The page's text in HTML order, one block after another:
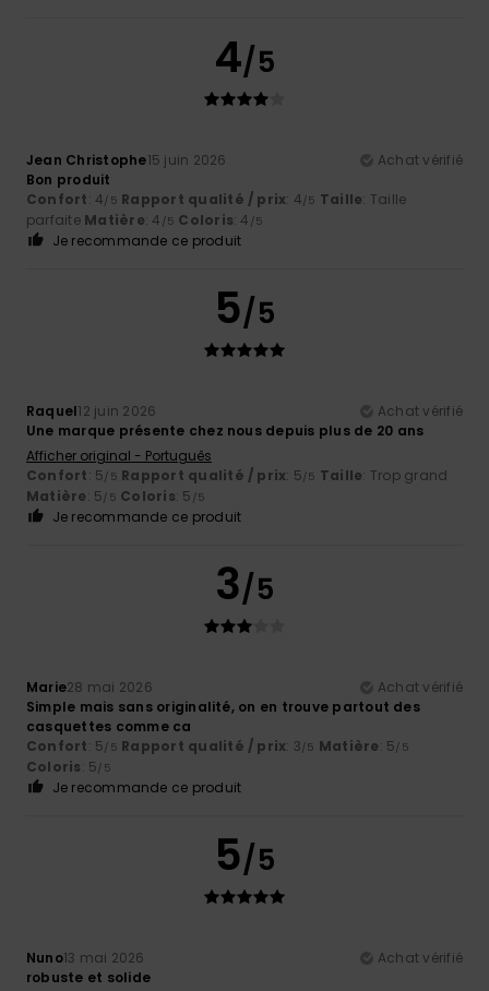
4/5
Jean Christophe15 juin 2026
Achat vérifié
Bon produit
Confort: 4/5 Rapport qualité / prix: 4/5 Taille: Taille
parfaite Matière: 4 /5 Coloris: 4 /5
Je recommande ce produit
5/5
Raquel12 juin 2026
Achat vérifié
Une marque présente chez nous depuis plus de 20 ans
Afficher original - Português
Confort: 5/5 Rapport qualité / prix: 5/5 Taille: Trop grand
Matière: 5/5 Coloris: 5 /5
Je recommande ce produit
3/5
Marie28 mai 2026
Achat vérifié
Simple mais sans originalité, on en trouve partout des
casquettes comme ca
Confort: 5/5 Rapport qualité / prix: 3/5 Matière: 5/5
Coloris: 5/5
Je recommande ce produit
5/5
Nuno13 mai 2026
Achat vérifié
robuste et solide